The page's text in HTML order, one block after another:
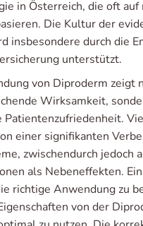
in Österreich, die oft auf
Die Kultur der
insbesondere durch die
unterstützt.
von Diproderm zeigt
Wirksamkeit,
Patientenzufriedenheit.
einer signifikanten
zwischendurch jedoch
als Nebeneffekten.
richtige Anwendung zu
von der